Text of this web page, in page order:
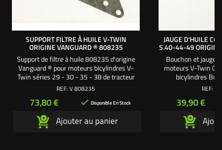
SUPPORT FILTRE À HUILE V-TWIN
ORIGINE VANGUARD ® 808235
Support de filtre à huile 808235 d'origine
Vanguard ® pour moteurs bicylindres V-
Twin séries 29 - 30 - 35 - 38 de tracteur
tondeuse autoportée. série 29 : 14 cv. série
REF: V 808235
Prix
73,80 €  Disponible En Stock
Ajouter au panier
JAUGE D'HUILE
S.40-44-49 ORIGINE
Bouchon et jauge
moteurs V-Twin
bicylindres
REF:
Prix
39,90 €